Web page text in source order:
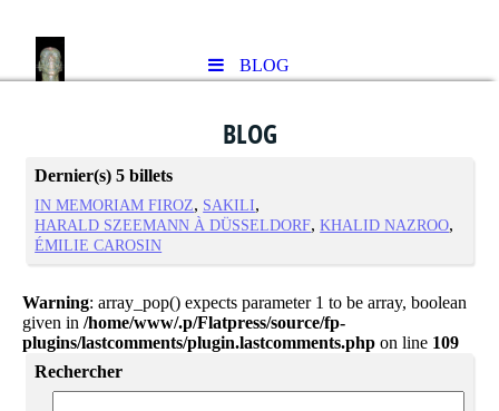
BLOG
BLOG
Dernier(s) 5 billets
IN MEMORIAM FIROZ
SAKILI
HARALD SZEEMANN À DÜSSELDORF KHALID NAZROO
ÉMILIE CAROSIN
Warning: array_pop() expects parameter 1 to be array, boolean
given in /home/www/.p/Flatpress/source/fp-
plugins/lastcomments/plugin.lastcomments.php on line 109
Rechercher